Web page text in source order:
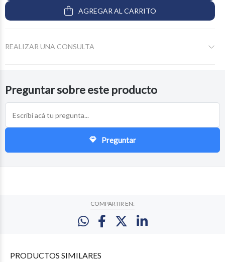
AGREGAR AL CARRITO
REALIZAR UNA CONSULTA
Preguntar sobre este producto
Preguntar
COMPARTIR EN:
PRODUCTOS SIMILARES